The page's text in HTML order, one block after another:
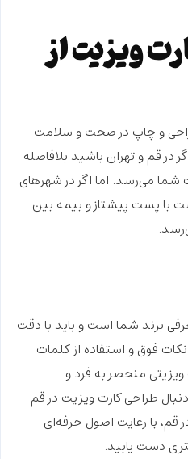
ویزیت از
و چاپ در صحت و سلامت
درقم و تهران باشید بلافاصله
می‌رسد. اما اگر در شهرهای
با پست پیشتاز و بیمه بین
برند شما است و باید با دقت
فوق و استفاده از کلمات
منحصر به فرد و
طراحی کارت ویزیت در قم
قم، با رعایت اصول حرفه‌ای
دست یابید.